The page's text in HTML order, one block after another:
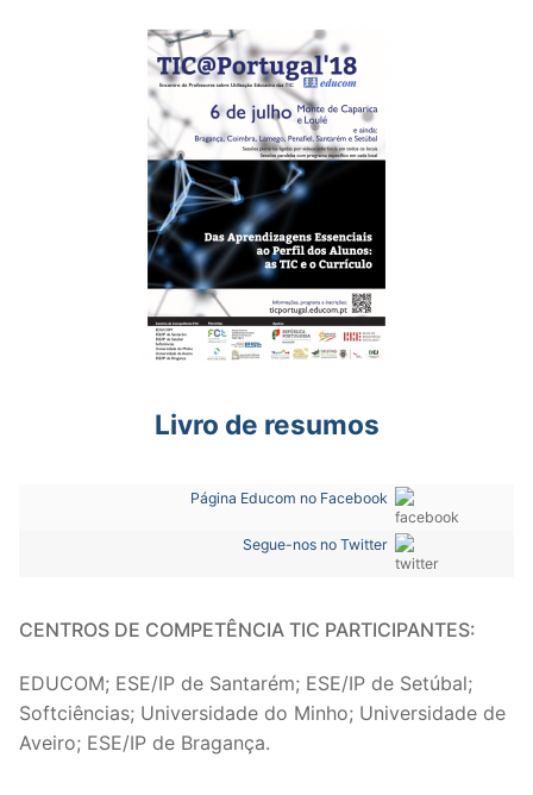
Livro de resumos
Página Educom no Facebook
Segue-nos no Twitter
CENTROS DE COMPETÊNCIA TIC PARTICIPANTES:
EDUCOM; ESE/IP de Santarém; ESE/IP de Setúbal;
Softciências; Universidade do Minho; Universidade de
Aveiro; ESE/IP de Bragança.